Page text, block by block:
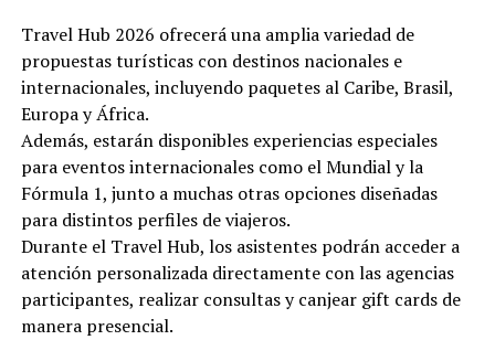
Travel Hub 2026 ofrecerá una amplia variedad de
propuestas turísticas con destinos nacionales e
internacionales, incluyendo paquetes al Caribe, Brasil,
Europa y África.
Además, estarán disponibles experiencias especiales
para eventos internacionales como el Mundial y la
Fórmula 1, junto a muchas otras opciones diseñadas
para distintos perfiles de viajeros.
Durante el Travel Hub, los asistentes podrán acceder a
atención personalizada directamente con las agencias
participantes, realizar consultas y canjear gift cards de
manera presencial.